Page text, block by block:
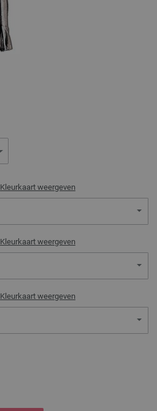
Kleurkaart weergeven
Kleurkaart weergeven
Kleurkaart weergeven